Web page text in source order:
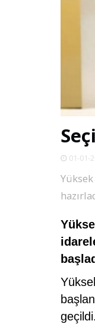
01-01-
geçildi.